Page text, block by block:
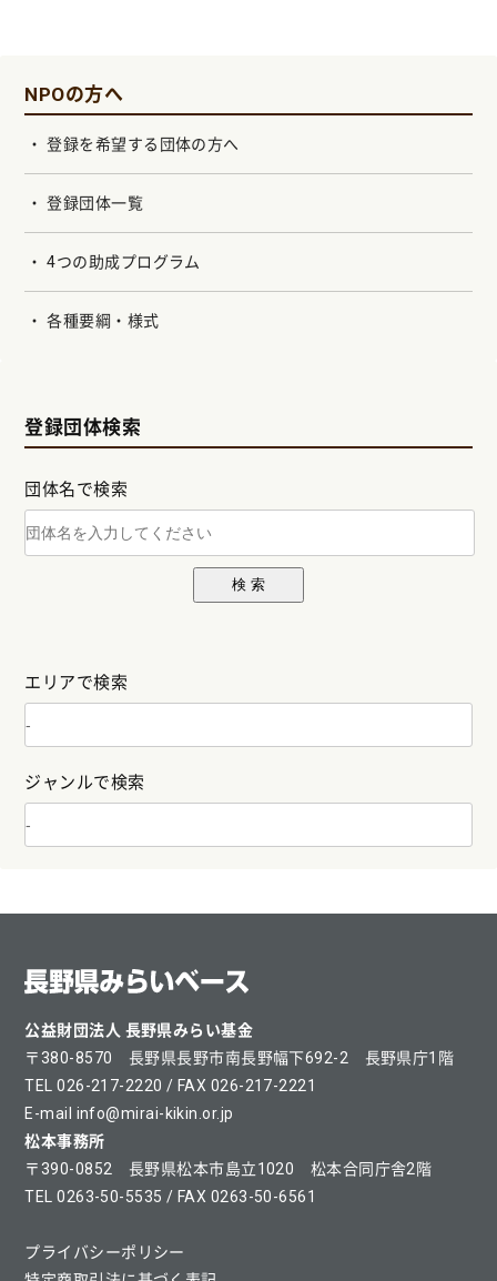
NPOの方へ
登録を希望する団体の方へ
登録団体一覧
4つの助成プログラム
各種要綱・様式
登録団体検索
団体名で検索
検 索
エリアで検索
ジャンルで検索
公益財団法人 長野県みらい基金
〒380-8570 長野県長野市南長野幅下692-2 長野県庁1階
TEL 026-217-2220 / FAX 026-217-2221
E-mail info@mirai-kikin.or.jp
松本事務所
〒390-0852 長野県松本市島立1020 松本合同庁舎2階
TEL 0263-50-5535 / FAX 0263-50-6561
プライバシーポリシー